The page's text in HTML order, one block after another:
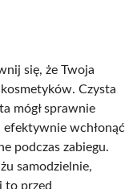
się, że Twoja
Czysta
mógł sprawnie
efektywnie wchłonąć
podczas zabiegu.
samodzielnie,
to przed